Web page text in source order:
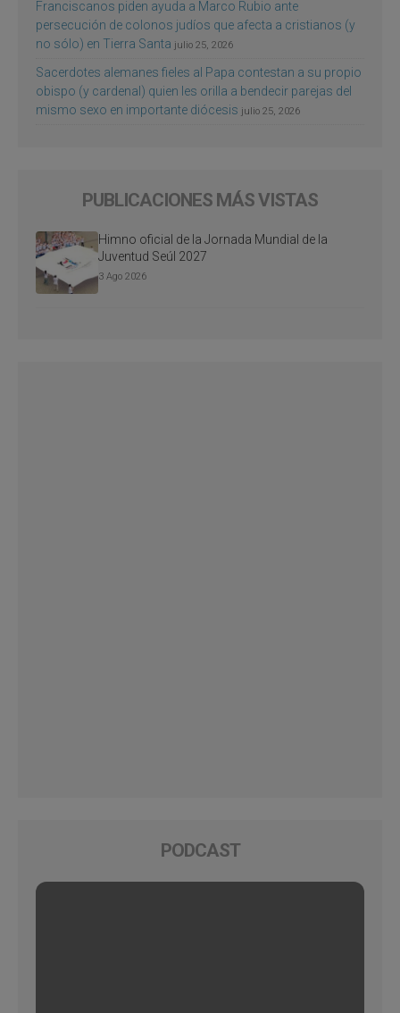
Franciscanos piden ayuda a Marco Rubio ante
persecución de colonos judíos que afecta a cristianos (y
no sólo) en Tierra Santa julio 25, 2026
Sacerdotes alemanes fieles al Papa contestan a su propio
obispo (y cardenal) quien les orilla a bendecir parejas del
mismo sexo en importante diócesis julio 25, 2026
PUBLICACIONES MÁS VISTAS
Himno oficial de la Jornada Mundial de la
Juventud Seúl 2027
3 Ago 2026
PODCAST